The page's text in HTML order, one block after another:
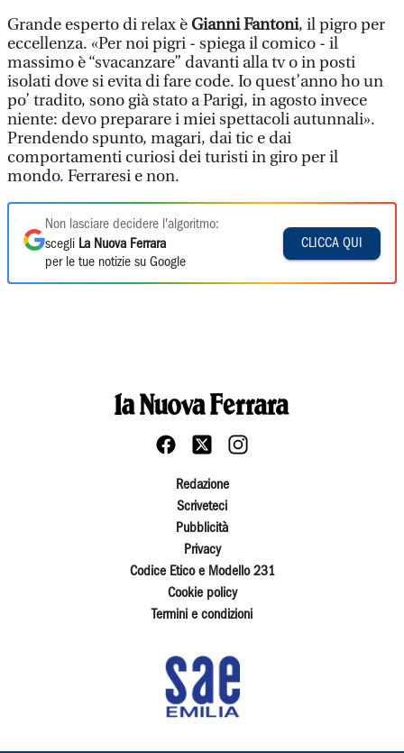
Grande esperto di relax èGianni Fantoni, il pigro per
eccellenza. «Per noi pigri - spiega il comico - il
massimo è “svacanzare” davanti alla tv o in posti
isolati dove si evita di fare code. Io quest’anno ho un
po’ tradito, sono già stato a Parigi, in agosto invece
niente: devo preparare i miei spettacoli autunnali».
Prendendo spunto, magari, dai tic e dai
comportamenti curiosi dei turisti in giro per il
mondo. Ferraresi e non.
Non lasciare decidere l'algoritmo:
scegli La Nuova Ferrara
per le tue notizie su Google
CLICCA QUI
Redazione
Scriveteci
Pubblicità
Privacy
Codice Etico e Modello 231
Cookie policy
Termini e condizioni